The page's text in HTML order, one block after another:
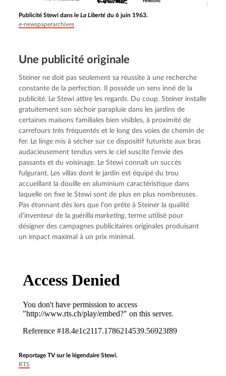
Publicité Stewi dans leLa Liberté du 6 juin 1963.
e-newspaperarchives
Une publicité originale
Steiner ne doit pas seulement sa réussite à une recherche
constante de la perfection. Il possède un sens inné de la
publicité. Le Stewi attire les regards. Du coup, Steiner installe
gratuitement son séchoir parapluie dans les jardins de
certaines maisons familiales bien visibles, à proximité de
carrefours très fréquentés et le long des voies de chemin de
fer. Le linge mis à sécher sur ce dispositif futuriste aux bras
audacieusement tendus vers le ciel suscite l’envie des
passants et du voisinage. Le Stewi connaît un succès
fulgurant. Les villas dont le jardin est équipé du trou
accueillant la douille en aluminium caractéristique dans
laquelle on fixe le Stewi sont de plus en plus nombreuses.
Pas étonnant dès lors que l’on prête à Steiner la qualité
d’inventeur de la guérilla marketing, terme utilisé pour
désigner des campagnes publicitaires originales produisant
un impact maximal à un prix minimal.
Reportage TV sur le légendaire Stewi.
RTS